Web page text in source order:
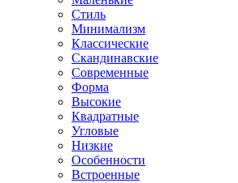
Стиль
Минимализм
Классические
Скандинавские
Современные
Форма
Высокие
Квадратные
Угловые
Низкие
Особенности
Встроенные